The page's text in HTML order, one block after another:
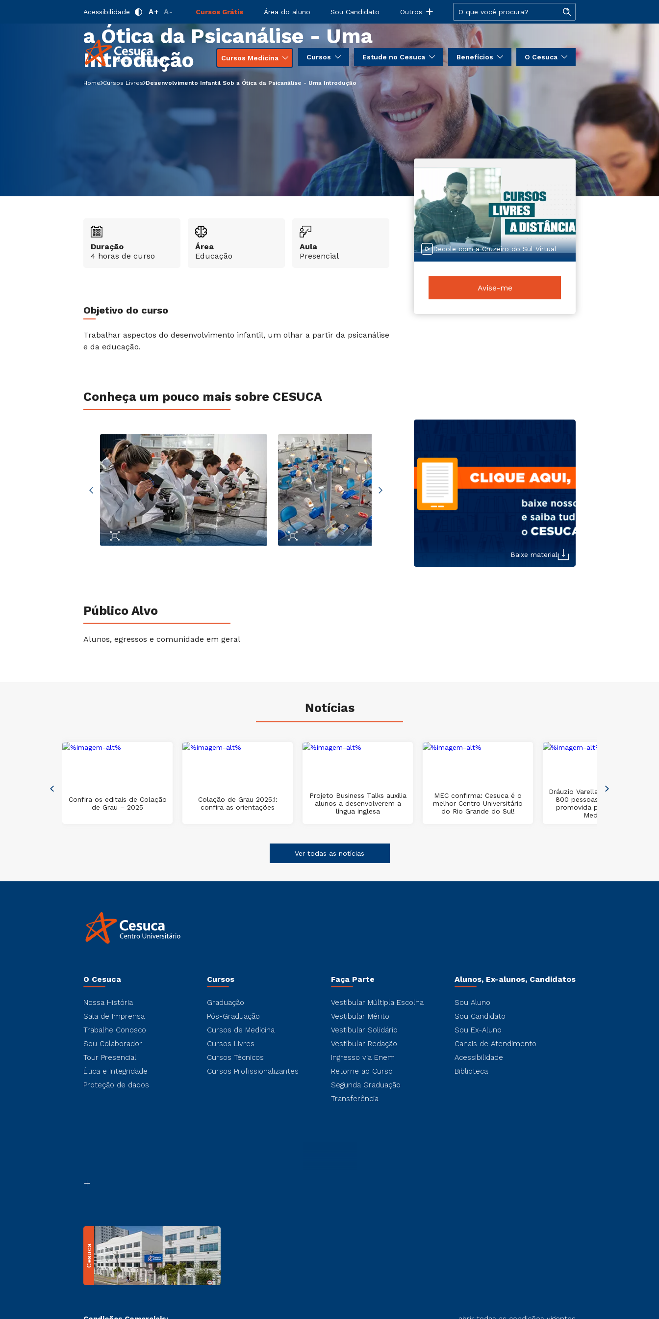
Acessibilidade A+ A- Cursos Grátis Área do aluno Sou Candidato Outros
Cursos Medicina Cursos Estude no Cesuca Benefícios O Cesuca
Desenvolvimento Infantil Sob
a Ótica da Psicanálise - Uma
Introdução
Home Cursos Livres Desenvolvimento Infantil Sob a Ótica da Psicanálise - Uma Introdução
Duração
4 horas de curso
Área
Educação
Aula
Presencial
Objetivo do curso
Trabalhar aspectos do desenvolvimento infantil, um olhar a partir da psicanálise
e da educação.
Decole com a Cruzeiro do Sul Virtual
Avise-me
Conheça um pouco mais sobre CESUCA
Baixe material
Público Alvo
Alunos, egressos e comunidade em geral
Notícias
Confira os editais de Colação
de Grau – 2025
Colação de Grau 2025.1:
confira as orientações
Projeto Business Talks auxilia
alunos a desenvolverem a
língua inglesa
MEC confirma: Cesuca é o
melhor Centro Universitário
do Rio Grande do Sul!
Dráuzio Varella reúne mais de
800 pessoas em palestra
promovida pelo curso de
Medicina
Ver todas as notícias
O Cesuca
Nossa História
Sala de Imprensa
Trabalhe Conosco
Sou Colaborador
Tour Presencial
Ética e Integridade
Proteção de dados
Cursos
Graduação
Pós-Graduação
Cursos de Medicina
Cursos Livres
Cursos Técnicos
Cursos Profissionalizantes
Faça Parte
Vestibular Múltipla Escolha
Vestibular Mérito
Vestibular Solidário
Vestibular Redação
Ingresso via Enem
Retorne ao Curso
Segunda Graduação
Transferência
Alunos, Ex-alunos, Candidatos
Sou Aluno
Sou Candidato
Sou Ex-Aluno
Canais de Atendimento
Acessibilidade
Biblioteca
Cesuca